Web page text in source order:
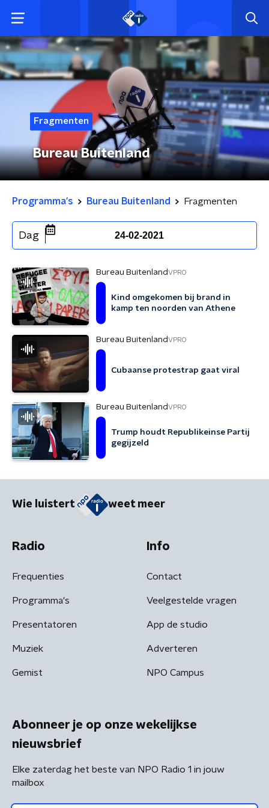
Fragmenten
Bureau Buitenland
Programma's Bureau Buitenland Fragmenten
Dag 24-02-2021
Bureau BuitenlandVPRO
Kind omgekomen bij brand in
kamp ten noorden van Athene
Bureau BuitenlandVPRO
Cubaanse protestrap gaat viral
Bureau BuitenlandVPRO
Trump houdt Republikeinse Partij
gegijzeld
Wie luistert weet meer
Radio
Frequenties
Programma's
Presentatoren
Muziek
Gemist
Info
Contact
Veelgestelde vragen
App de studio
Adverteren
NPO Campus
Abonneer je op onze wekelijkse
nieuwsbrief
Elke zaterdag het beste van NPO Radio 1 in jouw
mailbox